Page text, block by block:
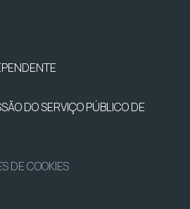
DO SERVIÇO PÚBLICO DE
DE COOKIES